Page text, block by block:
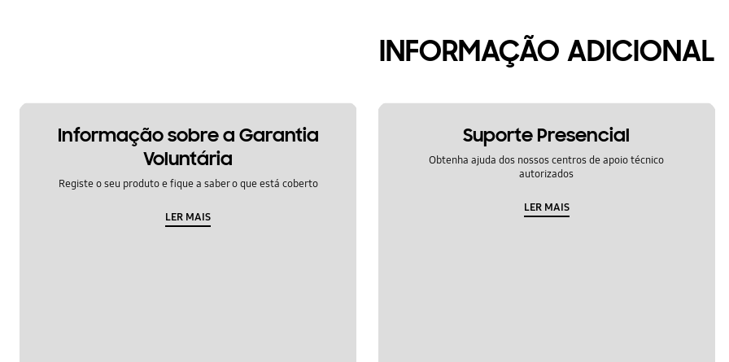
INFORMAÇÃO ADICIONAL
Informação sobre a Garantia
Voluntária
Registe o seu produto e fique a saber o que está coberto
LER MAIS
Suporte Presencial
Obtenha ajuda dos nossos centros de apoio técnico
autorizados
LER MAIS